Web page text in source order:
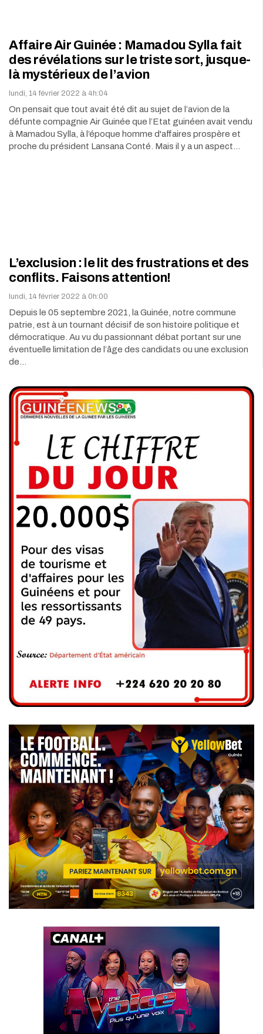
Affaire Air Guinée : Mamadou Sylla fait
des révélations sur le triste sort, jusque-
là mystérieux de l’avion
lundi, 14 février 2022 à 4h:04
On pensait que tout avait été dit au sujet de l’avion de la
défunte compagnie Air Guinée que l’Etat guinéen avait vendu
à Mamadou Sylla, à l’époque homme d'affaires prospère et
proche du président Lansana Conté. Mais il y a un aspect…
L’exclusion : le lit des frustrations et des
conflits. Faisons attention!
lundi, 14 février 2022 à 0h:00
Depuis le 05 septembre 2021, la Guinée, notre commune
patrie, est à un tournant décisif de son histoire politique et
démocratique. Au vu du passionnant débat portant sur une
éventuelle limitation de l’âge des candidats ou une exclusion
de…